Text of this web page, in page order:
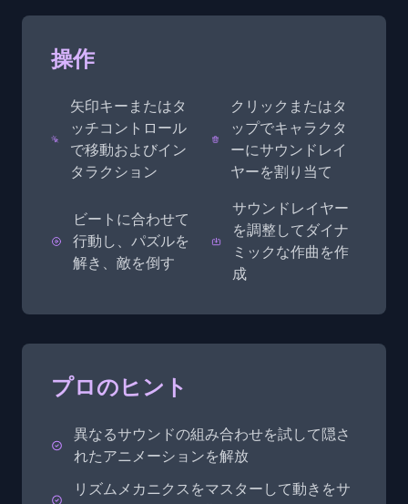
操作
矢印キーまたはタ
ッチコントロール
で移動およびイン
タラクション
クリックまたはタ
ップでキャラクタ
ーにサウンドレイ
ヤーを割り当て
ビートに合わせて
行動し、パズルを
解き、敵を倒す
サウンドレイヤー
を調整してダイナ
ミックな作曲を作
成
プロのヒント
異なるサウンドの組み合わせを試して隠さ
れたアニメーションを解放
リズムメカニクスをマスターして動きをサ